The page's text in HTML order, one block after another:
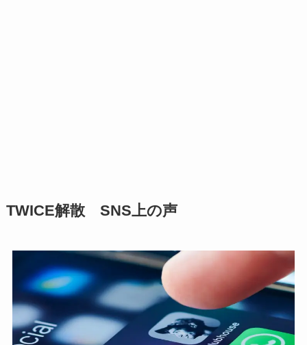
TWICE解散 SNS上の声